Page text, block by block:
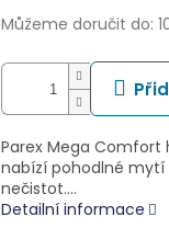
Můžeme doručit do:
Parex Mega
nabízí pohodlné
nečistot.…
Detailní informace